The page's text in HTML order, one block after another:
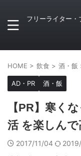
フリーライター
HOME > 飲食 > 酒・飯
AD・PR 酒・飯
【PR】寒く
活 を楽しん
2017/11/04